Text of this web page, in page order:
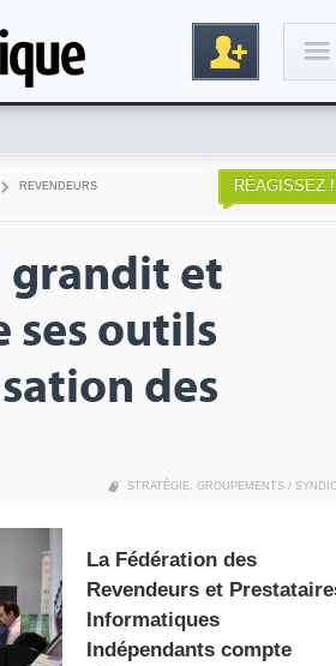
Inscription
gratuite
REVENDEURS RÉAGISSEZ !
grandit et
ses outils
des
STRATÉGIE, GROUPEMENTS /
La Fédération des
Revendeurs et P
Informatiques
Indépendants compte